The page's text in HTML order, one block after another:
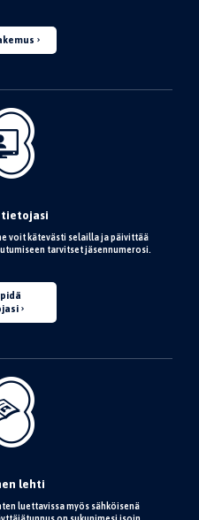
tietojasi
voit kätevästi selailla ja päivittää
tarvitset jäsennumerosi.
lehti
luettavissa myös sähköisenä
on sukunimesi isoin